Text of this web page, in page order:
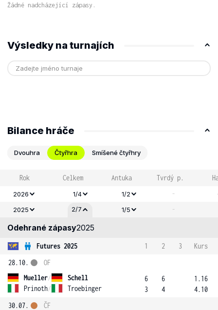
Žádné nadcházející zápasy.
Výsledky na turnajích
Bilance hráče
Dvouhra Čtyřhra Smíšené čtyřhry
Rok Celkem Antuka Tvrdý p.
2026 1/4 1/2 -
2025
2/7 1/5 -
Odehrané zápasy2025
Futures 2025 1 2 3
Kurs
28.10.
Mueller/
Schell
Prinoth/ Troebinger
OF
6
3
6
4
1.16
4.10
30.07.
ČF